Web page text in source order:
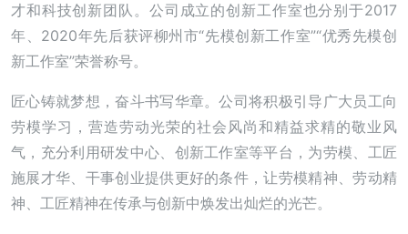
才和科技创新团队。公司成立的创新工作室也分别于2017
年、2020年先后获评柳州市“先模创新工作室”“优秀先模创
新工作室”荣誉称号。
匠心铸就梦想，奋斗书写华章。公司将积极引导广大员工向
劳模学习，营造劳动光荣的社会风尚和精益求精的敬业风
气，充分利用研发中心、创新工作室等平台，为劳模、工匠
施展才华、干事创业提供更好的条件，让劳模精神、劳动精
神、工匠精神在传承与创新中焕发出灿烂的光芒。